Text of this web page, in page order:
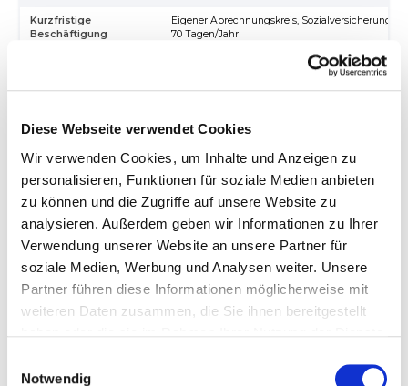
Diese Webseite verwendet Cookies
Wir verwenden Cookies, um Inhalte und Anzeigen zu
personalisieren, Funktionen für soziale Medien anbieten
zu können und die Zugriffe auf unsere Website zu
analysieren. Außerdem geben wir Informationen zu Ihrer
Verwendung unserer Website an unsere Partner für
soziale Medien, Werbung und Analysen weiter. Unsere
Partner führen diese Informationen möglicherweise mit
weiteren Daten zusammen, die Sie ihnen bereitgestellt
Notwendig
Kurzfristige
Beschäftigung
Eigener Abrechnungskreis,
70 Tagen/Jahr
Payroll intern vs. extern
Intern (eigene Lohnbuchhaltung)
Software-Lizenzkosten (DATEV, Lexware etc.)
Haftungsrisiko beim Betrieb
Laufende Fortbildung (Gesetzänderungen)
Ab ca. 100+ Mitarbeitern wirtschaftlich
Extern (Steuerberater / Lohnbüro)